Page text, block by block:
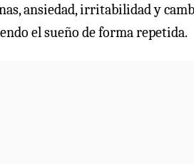
ansiedad, irritabilidad y
el sueño de forma repetida.